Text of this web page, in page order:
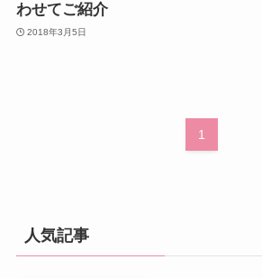
わせてご紹介
2018年3月5日
1
人気記事